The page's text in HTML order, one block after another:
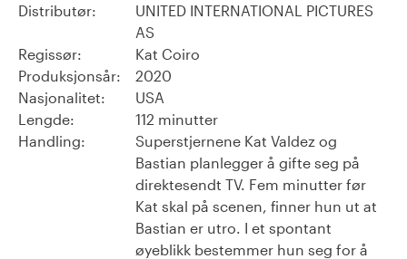
Distributør:
UNITED INTERNATIONAL PICTURES
AS
Regissør:
Kat Coiro
Produksjonsår:
2020
Nasjonalitet:
USA
Lengde:
112 minutter
Handling:
Superstjernene Kat Valdez og
Bastian planlegger å gifte seg på
direktesendt TV. Fem minutter før
Kat skal på scenen, finner hun ut at
Bastian er utro. I et spontant
øyeblikk bestemmer hun seg for å